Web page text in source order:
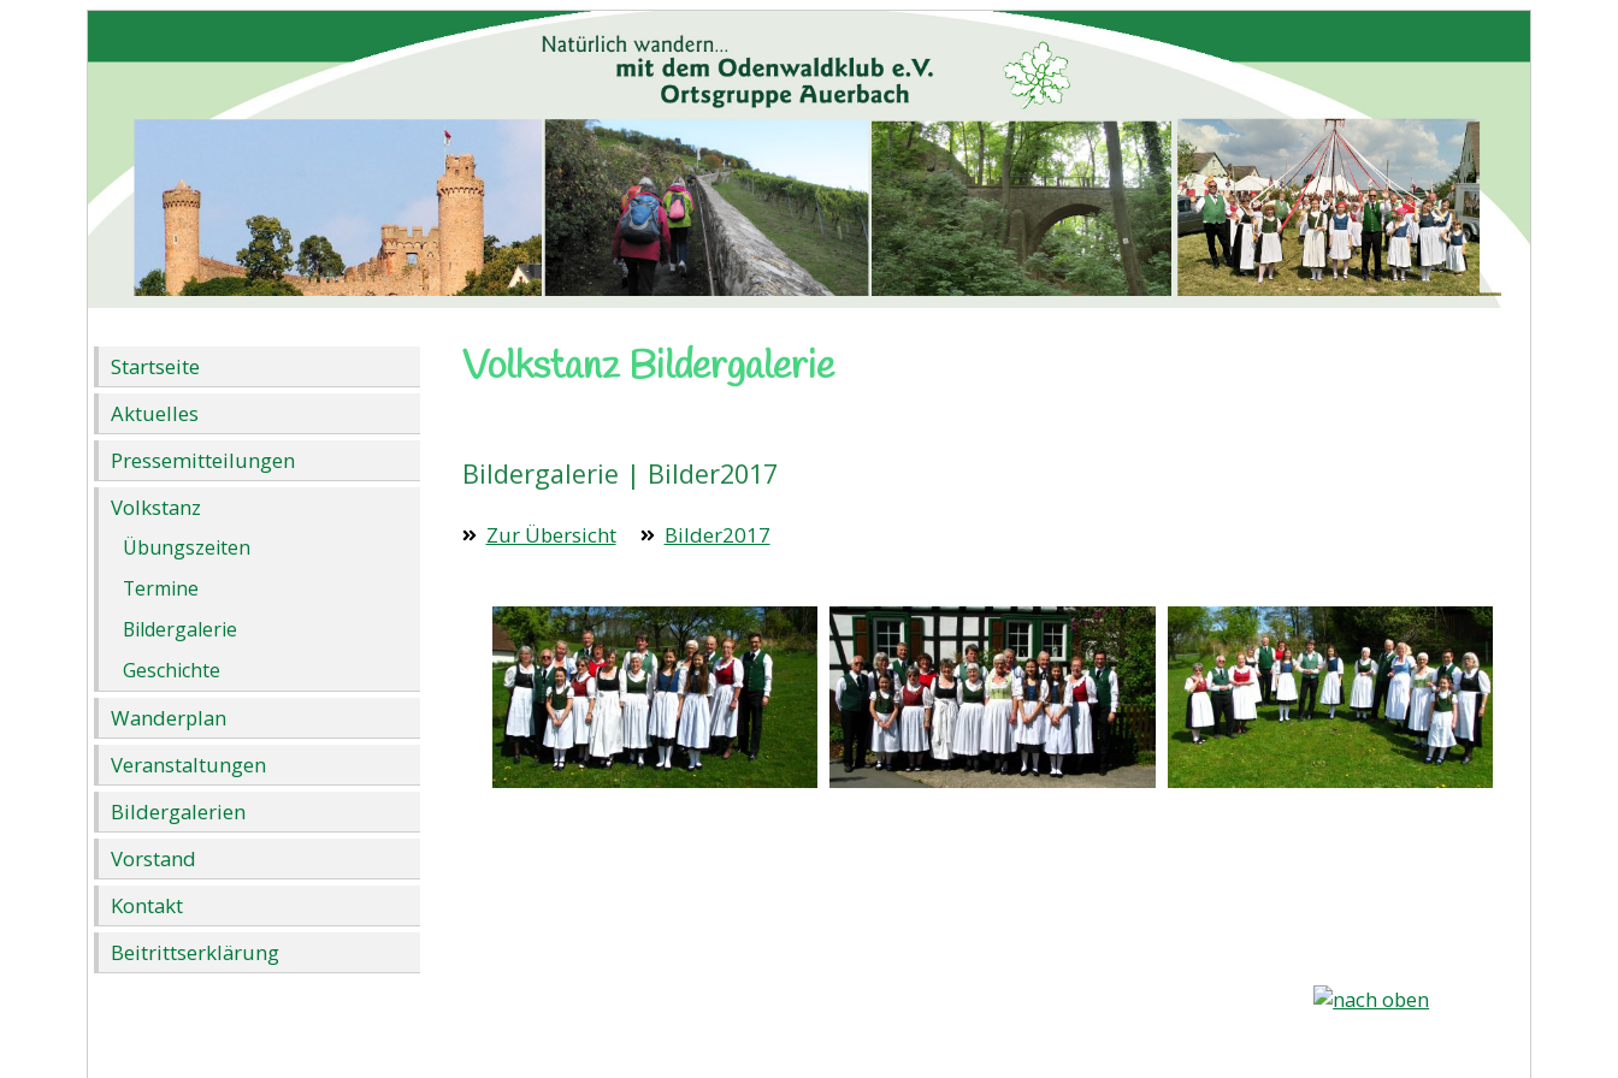
Startseite
Aktuelles
Pressemitteilungen
Volkstanz
Übungszeiten
Termine
Bildergalerie
Geschichte
Wanderplan
Veranstaltungen
Bildergalerien
Vorstand
Kontakt
Beitrittserklärung
Volkstanz Bildergalerie
Bildergalerie | Bilder2017
Zur Übersicht Bilder2017
nach oben